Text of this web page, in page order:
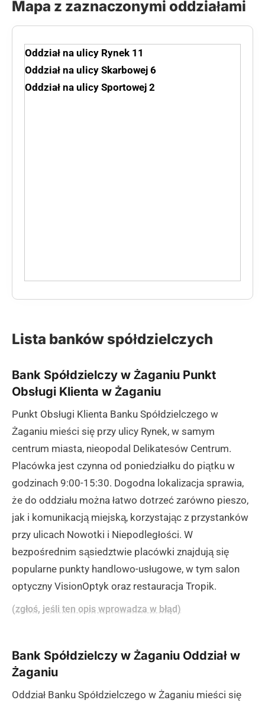
Mapa z zaznaczonymi oddziałami
Oddział na ulicy Rynek 11
Oddział na ulicy Skarbowej 6
Oddział na ulicy Sportowej 2
Lista banków spółdzielczych
Bank Spółdzielczy w Żaganiu Punkt
Obsługi Klienta w Żaganiu
Punkt Obsługi Klienta Banku Spółdzielczego w
Żaganiu mieści się przy ulicy Rynek, w samym
centrum miasta, nieopodal Delikatesów Centrum.
Placówka jest czynna od poniedziałku do piątku w
godzinach 9:00-15:30. Dogodna lokalizacja sprawia,
że do oddziału można łatwo dotrzeć zarówno pieszo,
jak i komunikacją miejską, korzystając z przystanków
przy ulicach Nowotki i Niepodległości. W
bezpośrednim sąsiedztwie placówki znajdują się
popularne punkty handlowo-usługowe, w tym salon
optyczny VisionOptyk oraz restauracja Tropik.
(zgłoś, jeśli ten opis wprowadza w błąd)
Bank Spółdzielczy w Żaganiu Oddział w
Żaganiu
Oddział Banku Spółdzielczego w Żaganiu mieści się